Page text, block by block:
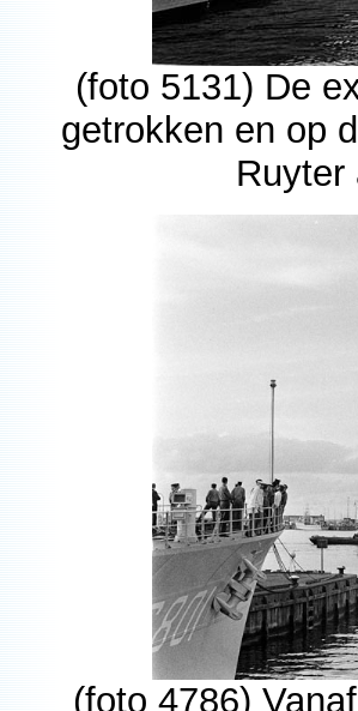
(foto 5131) De
getrokken en op
Ruyter
(foto 4786)